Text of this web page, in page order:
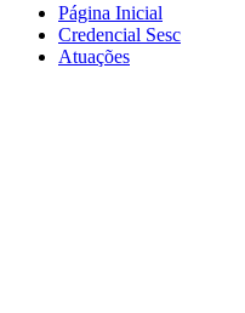
Página Inicial
Credencial Sesc
Atuações